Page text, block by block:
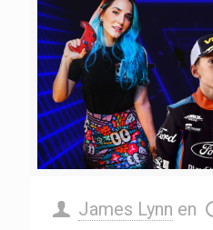
James Lynn en